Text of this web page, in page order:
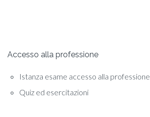
Accesso alla professione
Istanza esame accesso alla professione
Quiz ed esercitazioni